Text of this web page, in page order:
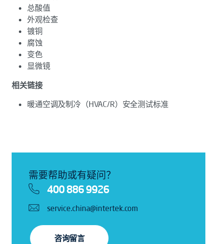
总酸值
外观检查
镀铜
腐蚀
变色
显微镜
相关链接
暖通空调及制冷（HVAC/R）安全测试标准
需要帮助或有疑问？
400 886 9926
service.china@intertek.com
咨询留言